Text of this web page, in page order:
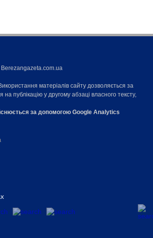
матеріалів сайту дозволяється за
на публікацію у другому абзаці власного тексту,
за допомогою Google Analytics